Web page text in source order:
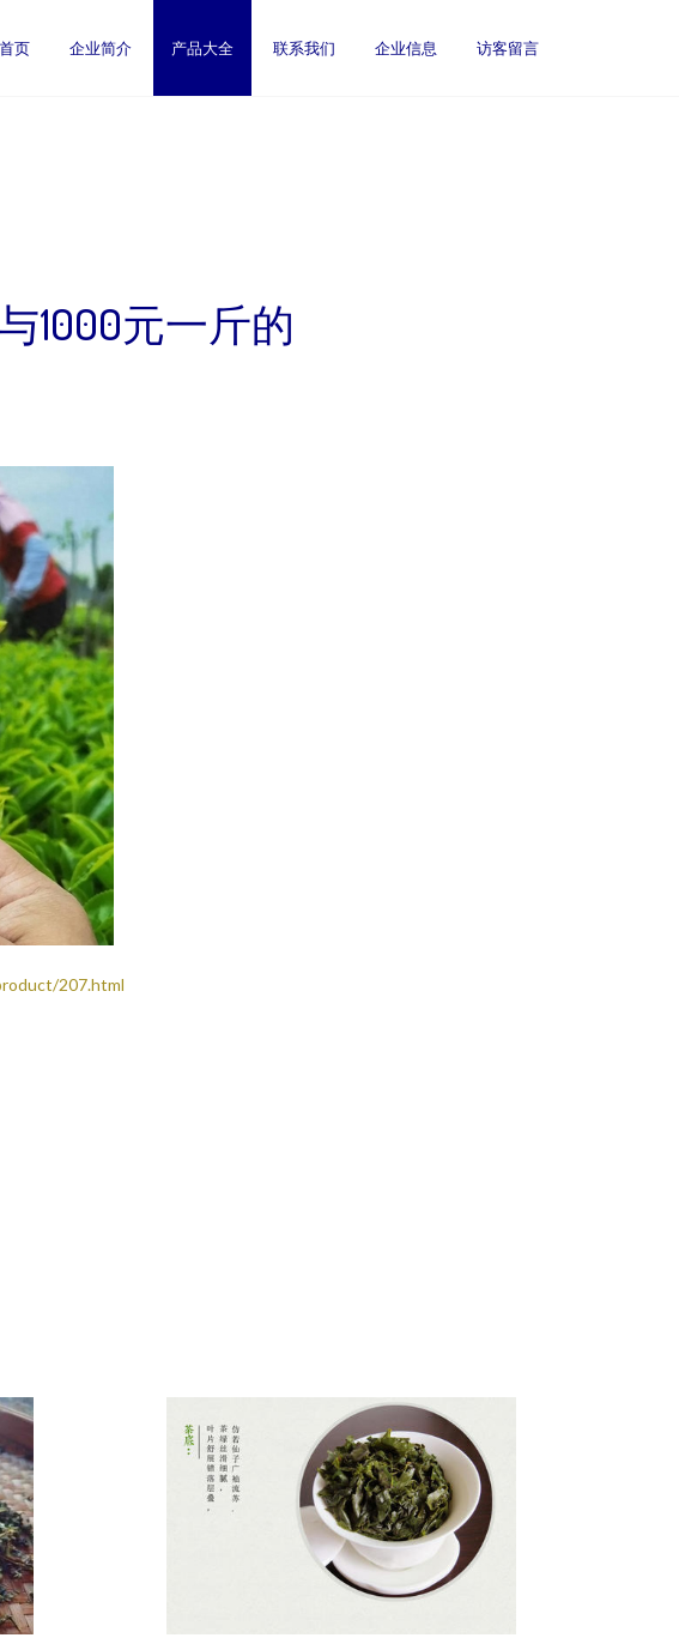
首页 企业简介 产品大全 联系我们 企业信息 访客留言
1000元一斤的
207.html